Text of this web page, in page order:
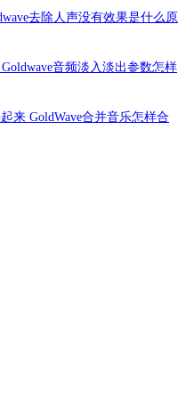
乐保留人声软件，下面为大
软件为例，向大家展示具
的部分导入到软件中。
去除人声没有效果是什么原
音频淡入淡出参数怎样
来 GoldWave合并音乐怎样合